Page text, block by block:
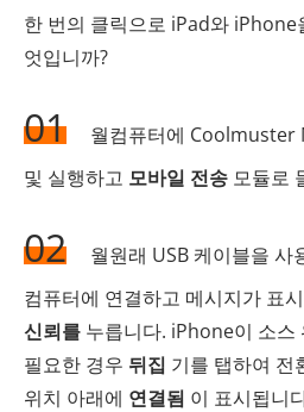
한 번의 클릭으로 iPad와 iPhone
엇입니까?
01
월컴퓨터에 Coolmuster
및 실행하고 모바일 전송 모듈로
02
월원래 USB 케이블을
컴퓨터에 연결하고 메시지가 표
신뢰를 누릅니다. iPhone이 소스
필요한 경우 뒤집 기를 탭하여 전
위치 아래에 연결됨 이 표시됩니